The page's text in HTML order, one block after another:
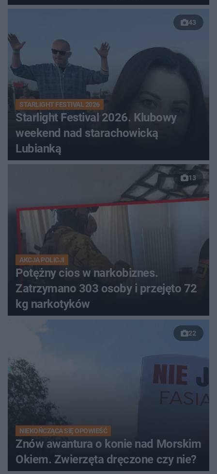
43
STARLIGHT FESTIVAL 2026
Starlight Festival 2026. Klubowy
weekend nad starachowicką
Lubianką
13
AKCJA POLICJI
Potężny cios w narkobiznes.
Zatrzymano 303 osoby i przejęto 72
kg narkotyków
22
NIEKOŃCZĄCA SIĘ OPOWIEŚĆ
Znów awantura o konie nad Morskim
Okiem. Zwierzęta dręczone czy nie?